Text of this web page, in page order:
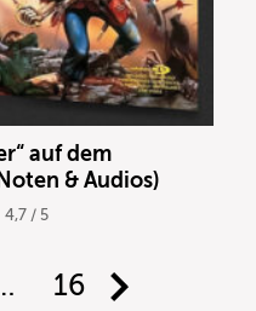
auf dem
& Audios)
4,7 / 5
16